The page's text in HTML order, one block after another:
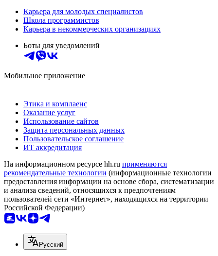
Карьера для молодых специалистов
Школа программистов
Карьера в некоммерческих организациях
Боты для уведомлений
Мобильное приложение
Этика и комплаенс
Оказание услуг
Использование сайтов
Защита персональных данных
Пользовательское соглашение
ИТ аккредитация
На информационном ресурсе hh.ru применяются
рекомендательные технологии (информационные технологии
предоставления информации на основе сбора, систематизации
и анализа сведений, относящихся к предпочтениям
пользователей сети «Интернет», находящихся на территории
Российской Федерации)
Русский